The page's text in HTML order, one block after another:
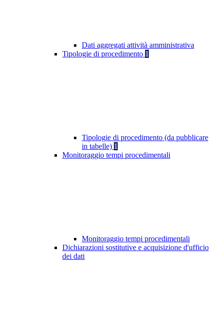
Dati aggregati attività amministrativa
Tipologie di procedimento 1
Tipologie di procedimento (da pubblicare
in tabelle) 1
Monitoraggio tempi procedimentali
Monitoraggio tempi procedimentali
Dichiarazioni sostitutive e acquisizione d'ufficio
dei dati